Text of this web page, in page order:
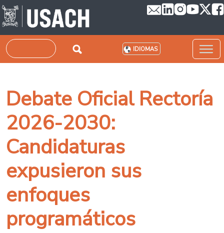
Pasar al contenido principal
Buscar IDIOMAS
Debate Oficial Rectoría
2026-2030:
Candidaturas
expusieron sus
enfoques
programáticos